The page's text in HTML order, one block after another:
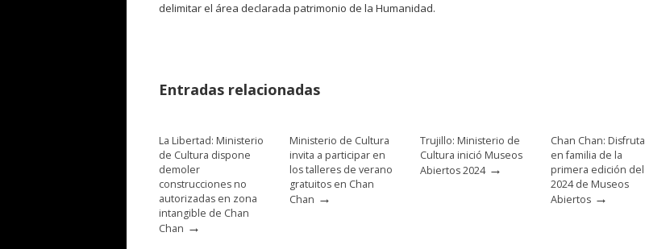
delimitar el área declarada patrimonio de la Humanidad.
Entradas relacionadas
La Libertad: Ministerio
de Cultura dispone
demoler
construcciones no
autorizadas en zona
intangible de Chan
Chan →
Ministerio de Cultura
invita a participar en
los talleres de verano
gratuitos en Chan
Chan →
Trujillo: Ministerio de
Cultura inició Museos
Abiertos 2024→
Chan Chan: Disfruta
en familia de la
primera edición del
2024 de Museos
Abiertos →